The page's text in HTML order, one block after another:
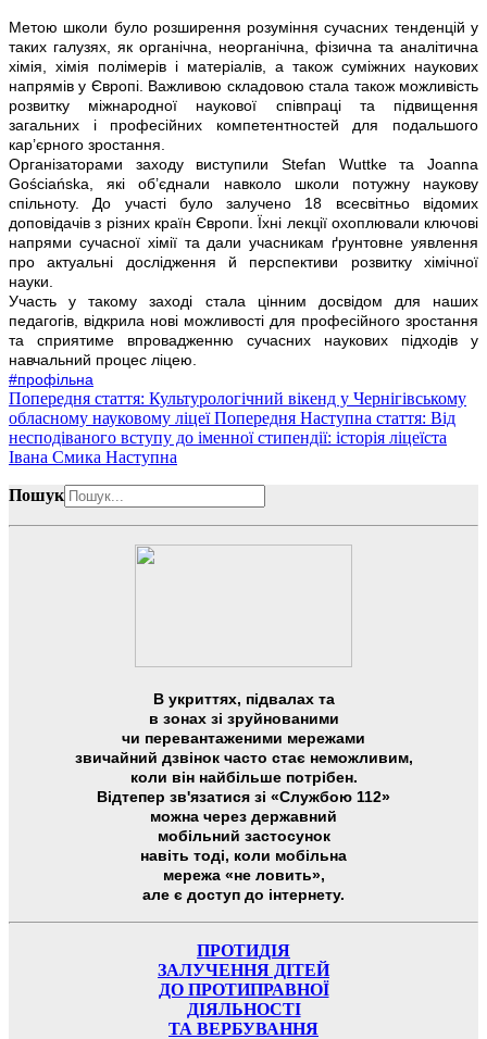
Метою школи було розширення розуміння сучасних тенденцій у
таких галузях, як органічна, неорганічна, фізична та аналітична
хімія, хімія полімерів і матеріалів, а також суміжних наукових
напрямів у Європі. Важливою складовою стала також можливість
розвитку міжнародної наукової співпраці та підвищення
загальних і професійних компетентностей для подальшого
кар’єрного зростання.
Організаторами заходу виступили Stefan Wuttke та Joanna
Gościańska, які об’єднали навколо школи потужну наукову
спільноту. До участі було залучено 18 всесвітньо відомих
доповідачів з різних країн Європи. Їхні лекції охоплювали ключові
напрями сучасної хімії та дали учасникам ґрунтовне уявлення
про актуальні дослідження й перспективи розвитку хімічної
науки.
Участь у такому заході стала цінним досвідом для наших
педагогів, відкрила нові можливості для професійного зростання
та сприятиме впровадженню сучасних наукових підходів у
навчальний процес ліцею.
#профільна
Попередня стаття: Культурологічний вікенд у Чернігівському
обласному науковому ліцеїПопередня Наступна стаття: Від
несподіваного вступу до іменної стипендії: історія ліцеїста
Івана Смика Наступна
Пошук
В укриттях, підвалах та
в зонах зі зруйнованими
чи перевантаженими мережами
звичайний дзвінок часто стає неможливим,
коли він найбільше потрібен.
Відтепер зв'язатися зі «Службою 112»
можна через державний
мобільний застосунок
навіть тоді, коли мобільна
мережа «не ловить»,
але є доступ до інтернету.
ПРОТИДІЯ
ЗАЛУЧЕННЯ ДІТЕЙ
ДО ПРОТИПРАВНОЇ
ДІЯЛЬНОСТІ
ТА ВЕРБУВАННЯ